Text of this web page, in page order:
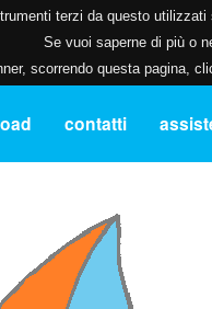
terzi da questo
Se vuoi saperne di più o
scorrendo questa pagina,
contatti